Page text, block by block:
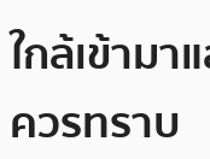
ใกล้เข้ามา
ควรทราบ